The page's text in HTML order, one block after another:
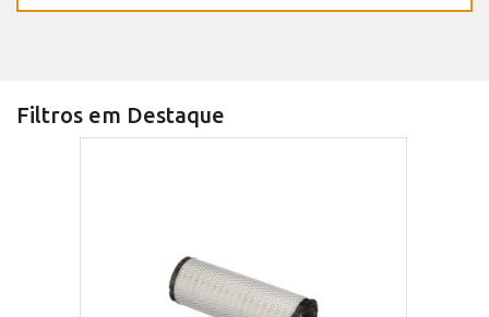
Filtros em Destaque